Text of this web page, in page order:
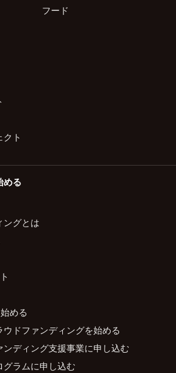
フード
ト
める
ングとは
める
ドファンディングを始める
ディング支援事業に申し込む
グラムに申し込む